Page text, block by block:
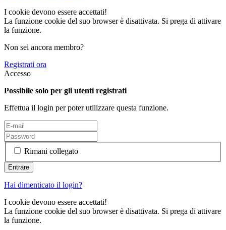
I cookie devono essere accettati!
La funzione cookie del suo browser è disattivata. Si prega di attivare
la funzione.
Non sei ancora membro?
Registrati ora
Accesso
Possibile solo per gli utenti registrati
Effettua il login per poter utilizzare questa funzione.
Rimani collegato
Hai dimenticato il login?
I cookie devono essere accettati!
La funzione cookie del suo browser è disattivata. Si prega di attivare
la funzione.